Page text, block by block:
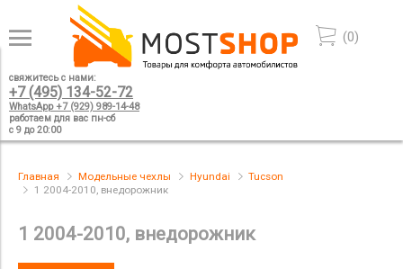
(0)
свяжитесь с нами:
+7 (495) 134-52-72
WhatsApp +7 (929) 989-14-48
работаем для вас пн-сб
с 9 до 20:00
Главная Модельные чехлы Hyundai
Tucson
1 2004-2010, внедорожник
1 2004-2010, внедорожник